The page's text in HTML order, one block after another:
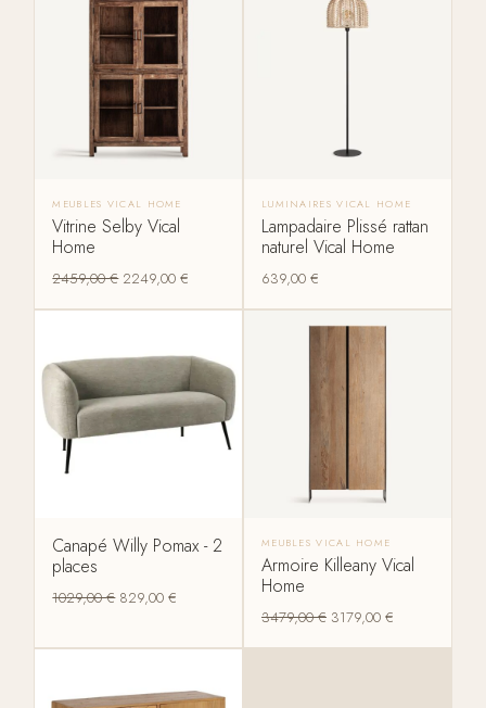
MEUBLES VICAL HOME
Vitrine Selby Vical
Home
2459,00€ 2249,00€
LUMINAIRES VICAL HOME
Lampadaire Plissé rattan
naturel Vical Home
639,00 €
Canapé Willy Pomax - 2
places
1029,00€ 829,00€
MEUBLES VICAL HOME
Armoire Killeany Vical
Home
3479,00€ 3179,00 €